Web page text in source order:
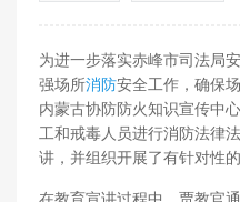
为进一步落实赤峰市司法局
强场所消防安全工作，确保
内蒙古协防防火知识宣传中
工和戒毒人员进行消防法律
讲，并组织开展了有针对性